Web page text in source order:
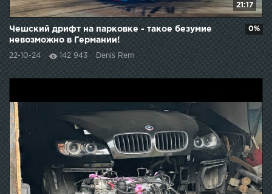
21:17
Чешский дрифт на парковке - такое безумие
невозможно в Германии!
22-10-24 142 943 Denis Rem
0%